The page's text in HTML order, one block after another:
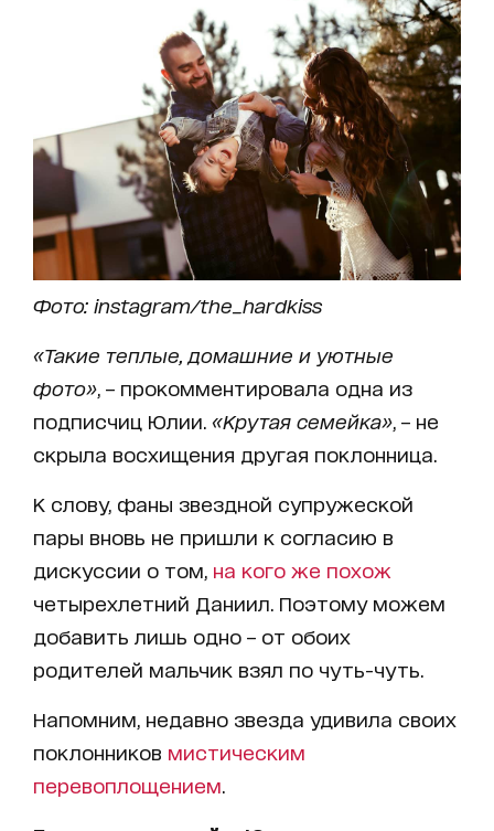
Фото: instagram/the_hardkiss
«Такие теплые, домашние и уютные
фото» , – прокомментировала одна из
подписчиц Юлии. «Крутая семейка» , – не
скрыла восхищения другая поклонница.
К слову, фаны звездной супружеской
пары вновь не пришли к согласию в
дискуссии о том, на кого же похож
четырехлетний Даниил. Поэтому можем
добавить лишь одно – от обоих
родителей мальчик взял по чуть-чуть.
Напомним, недавно звезда удивила своих
поклонников мистическим
перевоплощением